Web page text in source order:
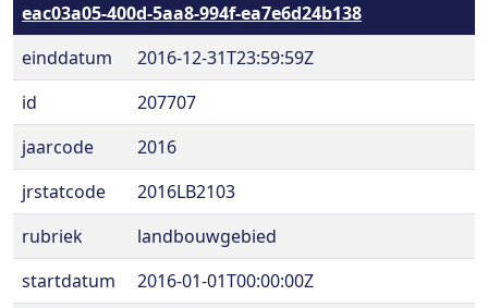
eac03a05-400d-5aa8-994f-ea7e6d24b138
einddatum
2016-12-31T23:59:59Z
id
207707
jaarcode
2016
jrstatcode
2016LB2103
rubriek
landbouwgebied
startdatum
2016-01-01T00:00:00Z